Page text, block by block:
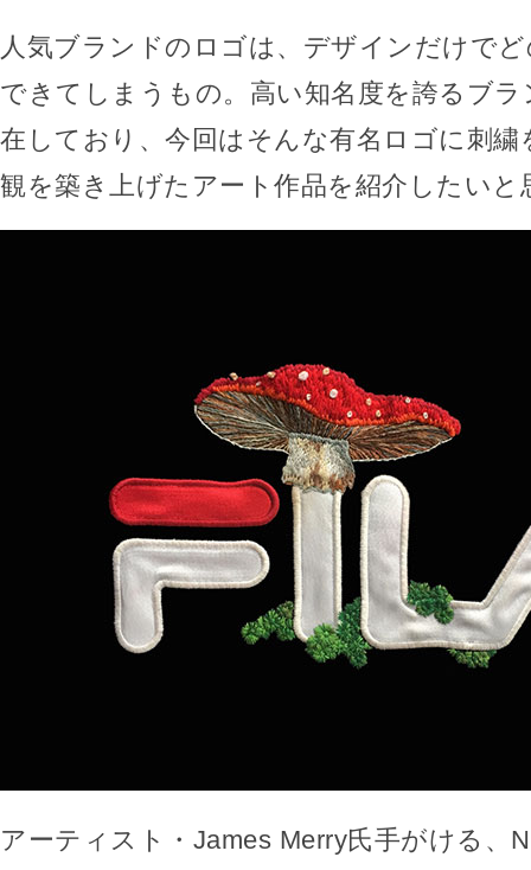
人気ブランドのロゴは、デザインだけで
できてしまうもの。高い知名度を誇るブ
在しており、今回はそんな有名ロゴに刺繍
観を築き上げたアート作品を紹介したいと
アーティスト・James Merry氏手がける、